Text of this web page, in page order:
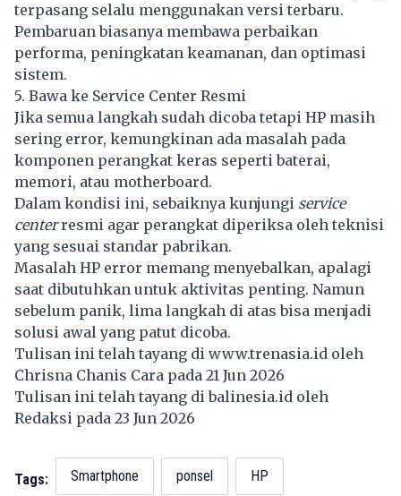
terpasang selalu menggunakan versi terbaru.
Pembaruan biasanya membawa perbaikan
performa, peningkatan keamanan, dan optimasi
sistem.
5. Bawa ke Service Center Resmi
Jika semua langkah sudah dicoba tetapi HP masih
sering error, kemungkinan ada masalah pada
komponen perangkat keras seperti baterai,
memori, atau motherboard.
Dalam kondisi ini, sebaiknya kunjungi service
centerresmi agar perangkat diperiksa oleh teknisi
yang sesuai standar pabrikan.
Masalah HP error memang menyebalkan, apalagi
saat dibutuhkan untuk aktivitas penting. Namun
sebelum panik, lima langkah di atas bisa menjadi
solusi awal yang patut dicoba.
Tulisan ini telah tayang di www.trenasia.id oleh
Chrisna Chanis Cara pada 21 Jun 2026
Tulisan ini telah tayang dibalinesia.id oleh
Redaksi pada 23 Jun 2026
Tags: Smartphone ponsel HP